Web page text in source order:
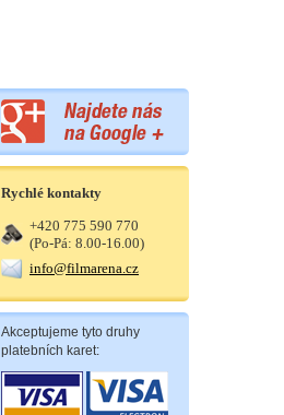
Rychlé kontakty
+420 775 590 770
(Po-Pá: 8.00-16.00)
info@filmarena.cz
Akceptujeme tyto druhy
platebních karet: